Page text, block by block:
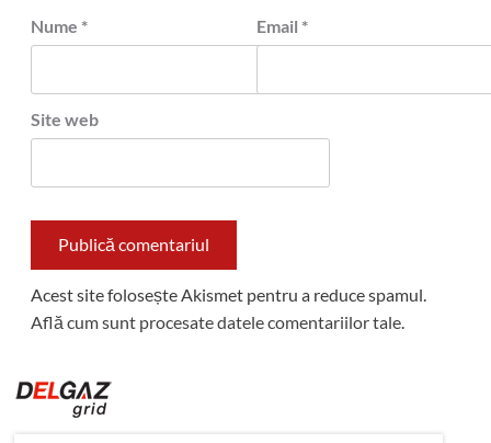
Nume * Email *
Site web
Acest site folosește Akismet pentru a reduce spamul.
Află cum sunt procesate datele comentariilor tale.